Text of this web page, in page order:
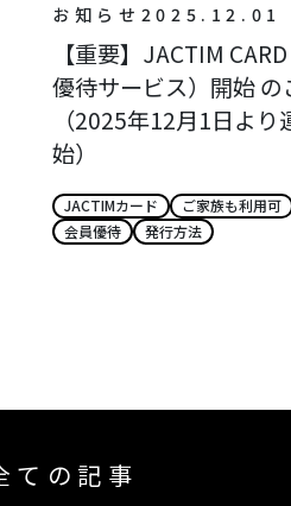
お知らせ 2025.12.01
【重要】JACTIM
優待サービス）開始 の
（2025年12月1日より
始）
JACTIMカード
ご家族も利用可
会員優待
発行方法
ての記事